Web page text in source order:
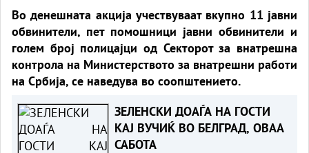
Во денешната акција учествуваат вкупно 11 јавни
обвинители, пет помошници јавни обвинители и
голем број полицајци од Секторот за внатрешна
контрола на Министерството за внатрешни работи
на Србија, се наведува во соопштението.
ЗЕЛЕНСКИ ДОАЃА НА ГОСТИ
КАЈ ВУЧИЌ ВО БЕЛГРАД, ОВАА
САБОТА